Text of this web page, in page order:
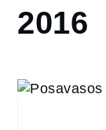
marzo
15
2016